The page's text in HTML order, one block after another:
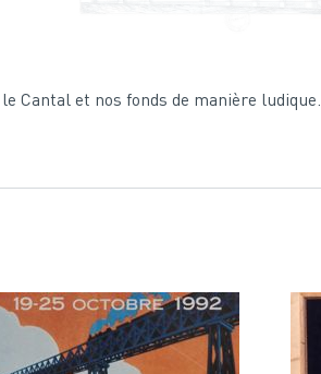
Cantal et nos fonds de manière ludique.